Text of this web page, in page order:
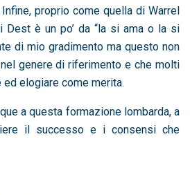
proprio come quella di Warrel
Dest è un po’ da “la si ama o la si
di mio gradimento ma questo non
genere di riferimento e che molti
elogiare come merita.
a questa formazione lombarda, a
il successo e i consensi che